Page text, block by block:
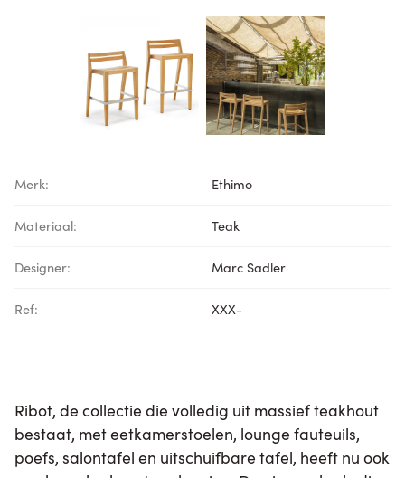
Merk: Ethimo
Materiaal: Teak
Designer: Marc Sadler
Ref: XXX-
Ribot, de collectie die volledig uit massief teakhout
bestaat, met eetkamerstoelen, lounge fauteuils,
poefs, salontafel en uitschuifbare tafel, heeft nu ook